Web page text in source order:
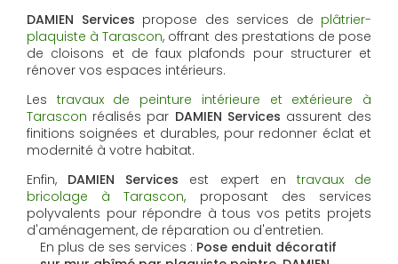
DAMIEN Services propose des services de plâtrier-
plaquiste à Tarascon, offrant des prestations de pose
de cloisons et de faux plafonds pour structurer et
rénover vos espaces intérieurs.
Les travaux de peinture intérieure et extérieure à
Tarascon réalisés par DAMIEN Services assurent des
finitions soignées et durables, pour redonner éclat et
modernité à votre habitat.
Enfin, DAMIEN Services est expert en travaux de
bricolage à Tarascon, proposant des services
polyvalents pour répondre à tous vos petits projets
d'aménagement, de réparation ou d'entretien.
En plus de ses services : Pose enduit décoratif